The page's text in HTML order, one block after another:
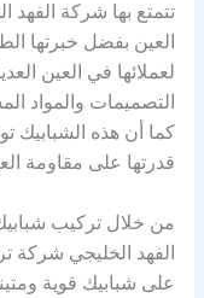
تتمتع بها شركة
العين بفضل خبرتها
لعملائها في العين
التصميمات والمواد
كما أن هذه الشبابيك
قدرتها على مقاومة
من خلال تركيب
الفهد الخليجي شركة
على شبابيك قوية